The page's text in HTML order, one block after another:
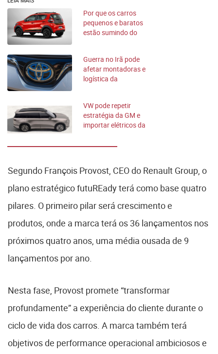
Por que os carros
pequenos e baratos
estão sumindo do
Guerra no Irã pode
afetar montadoras e
logística da
VW pode repetir
estratégia da GM e
importar elétricos da
Segundo François Provost, CEO do Renault Group, o
plano estratégico futuREady terá como base quatro
pilares. O primeiro pilar será crescimento e
produtos, onde a marca terá os 36 lançamentos nos
próximos quatro anos, uma média ousada de 9
lançamentos por ano.
Nesta fase, Provost promete “transformar
profundamente” a experiência do cliente durante o
ciclo de vida dos carros. A marca também terá
objetivos de performance operacional ambiciosos e